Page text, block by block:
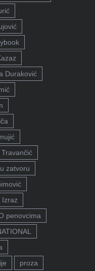
Duraković
zatvoru
Izraz
penovcima
proza